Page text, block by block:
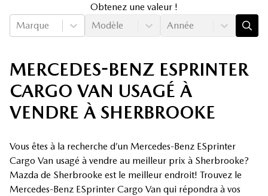
Obtenez une valeur !
Marque
Modèle Année
MERCEDES-BENZ ESPRINTER
CARGO VAN USAGÉ À
VENDRE À SHERBROOKE
Vous êtes à la recherche d’un Mercedes-Benz ESprinter
Cargo Van usagé à vendre au meilleur prix à Sherbrooke?
Mazda de Sherbrooke est le meilleur endroit! Trouvez le
Mercedes-Benz ESprinter Cargo Van qui répondra à vos